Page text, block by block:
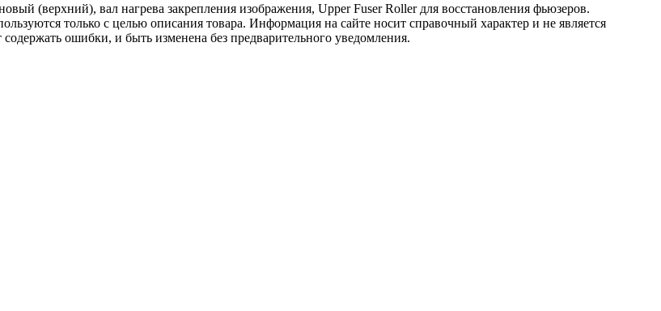
(верхний), вал нагрева закрепления изображения, Upper Fuser Roller для восстановления фьюзеров.
только с целью описания товара. Информация на сайте носит справочный характер и не является
ошибки, и быть изменена без предварительного уведомления.